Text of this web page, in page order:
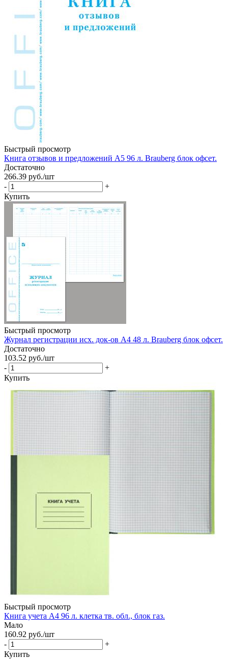
Быстрый просмотр
Книга отзывов и предложений А5 96 л. Brauberg блок офсет.
Достаточно
266.39 руб./шт
-
+
Купить
Быстрый просмотр
Журнал регистрации исх. док-ов А4 48 л. Brauberg блок офсет.
Достаточно
103.52 руб./шт
-
+
Купить
Быстрый просмотр
Книга учета А4 96 л. клетка тв. обл., блок газ.
Мало
160.92 руб./шт
-
+
Купить